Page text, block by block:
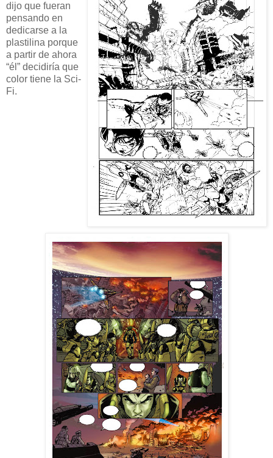
dijo que fueran
pensando en
dedicarse a la
plastilina porque
a partir de ahora
“él” decidiría que
color tiene la Sci-
Fi.